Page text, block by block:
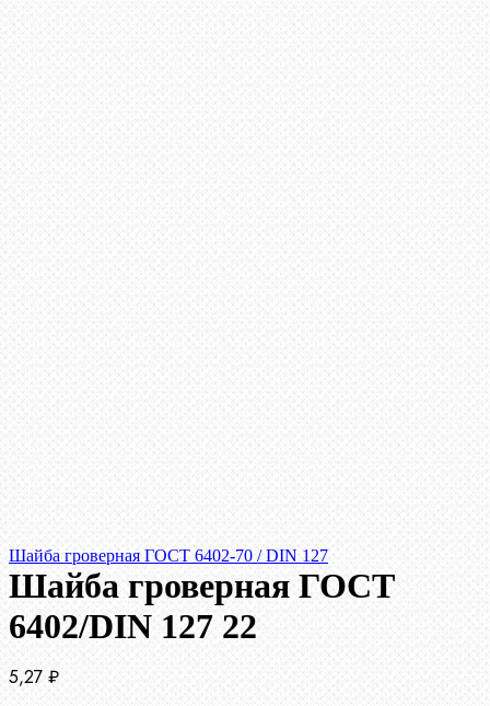
Шайба гроверная ГОСТ 6402-70 / DIN 127
Шайба гроверная ГОСТ
6402/DIN 127 22
5,27 ₽